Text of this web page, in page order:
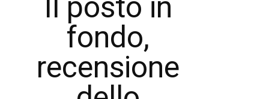
Il posto in
fondo,
recensione